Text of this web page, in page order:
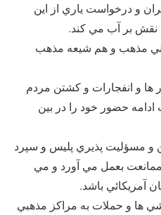
و درخواست ياري از اين
نقش بر آب مي کند.
مذهب و هم شيعه مذهب
ها و انفجارات و کشتن مردم
حضور خود را در بين
و مسؤليت پذيري پليس و سپرد
بعمل مي آورد و مي
آمريکائي باشد.
ها و حملات به مراکز مذهبي